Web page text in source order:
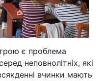
є проблема
неповнолітніх, які
вчинки мають